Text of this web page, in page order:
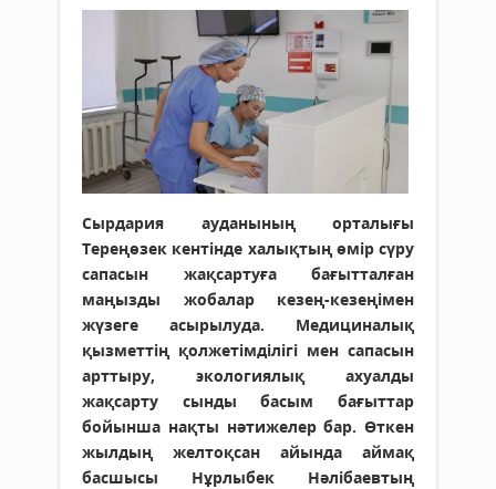
Сырдария ауданының орталығы
Тереңөзек кентінде халықтың өмір сүру
сапасын жақсартуға бағытталған
маңызды жобалар кезең-кезеңімен
жүзеге асырылуда. Медициналық
қызметтің қолжетімділігі мен сапасын
арттыру, экологиялық ахуалды
жақсарту сынды басым бағыттар
бойынша нақты нәтижелер бар. Өткен
жылдың желтоқсан айында аймақ
басшысы Нұрлыбек Нәлібаевтың